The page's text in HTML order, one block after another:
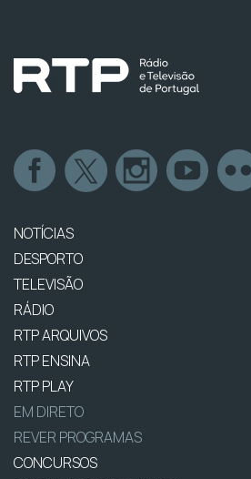
NOTÍCIAS
DESPORTO
TELEVISÃO
RÁDIO
RTP ARQUIVOS
RTP ENSINA
RTP PLAY
EM DIRETO
REVER PROGRAMAS
CONCURSOS